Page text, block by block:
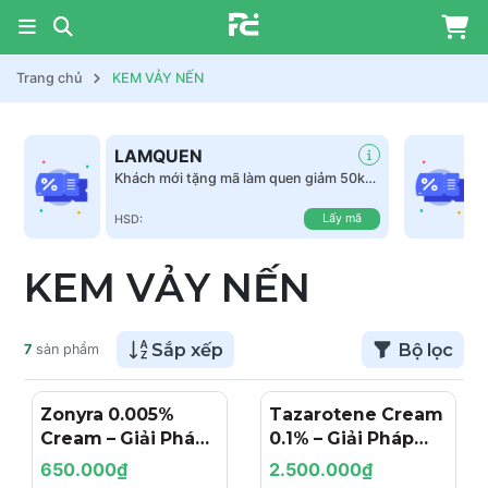
Trang chủ KEM VẢY NẾN
LAMQUEN
Khách mới tặng mã làm quen giảm 50k
HSD: Lấy mã
KEM VẢY NẾN
7 sản phẩm Sắp xếp Bộ lọc
Zonyra 0.005%
Cream – Giải Pháp
Bôi Ngoài Da Giúp
650.000₫
Tazarotene Cream
0.1% – Giải Pháp
Retinoid Mạnh Mẽ
2.500.000₫